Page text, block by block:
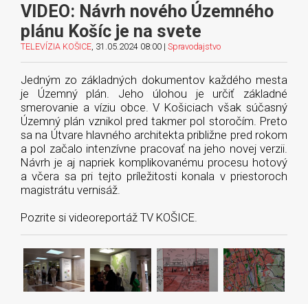
VIDEO: Návrh nového Územného
plánu Košíc je na svete
TELEVÍZIA KOŠICE , 31.05.2024 08:00 | Spravodajstvo
Jedným zo základných dokumentov každého mesta
je Územný plán. Jeho úlohou je určiť základné
smerovanie a víziu obce. V Košiciach však súčasný
Územný plán vznikol pred takmer pol storočím. Preto
sa na Útvare hlavného architekta približne pred rokom
a pol začalo intenzívne pracovať na jeho novej verzii.
Návrh je aj napriek komplikovanému procesu hotový
a včera sa pri tejto príležitosti konala v priestoroch
magistrátu vernisáž.
Pozrite si videoreportáž TV KOŠICE.